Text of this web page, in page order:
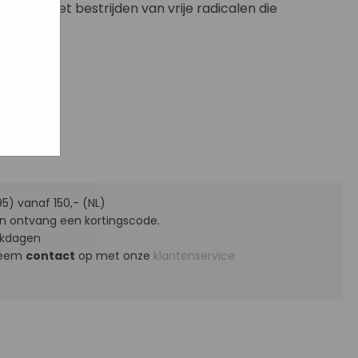
bij het bestrijden van vrije radicalen die
vanaf 150,- (NL)
ontvang een kortingscode.
contact op met onze klantenservice